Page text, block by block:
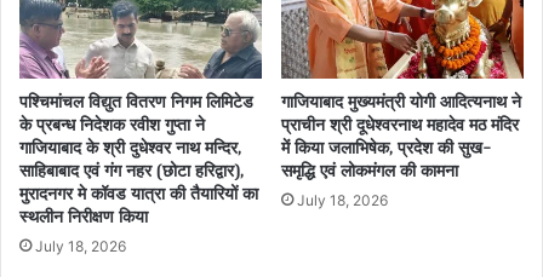
पश्चिमांचल विद्युत वितरण निगम लिमिटेड
के प्रबन्ध निदेशक रवीश गुप्ता ने
गाजियाबाद के श्री दुधेश्वर नाथ मन्दिर,
साहिबाबाद एवं गंग नहर (छोटा हरिद्वार),
मुरादनगर मे कॉवड यात्रा की तैयारियों का
स्थलीन निरीक्षण किया
July 18, 2026
गाजियाबाद मुख्यमंत्री योगी आदित्यनाथ ने
प्राचीन श्री दूधेश्वरनाथ महादेव मठ मंदिर
में किया जलाभिषेक, प्रदेश की सुख-
समृद्धि एवं लोकमंगल की कामना
July 18, 2026